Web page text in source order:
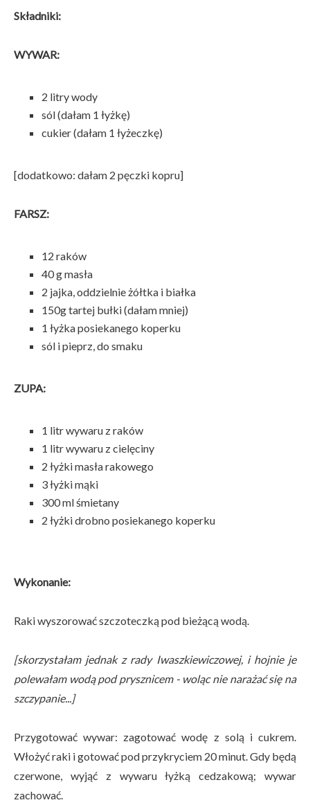
Składniki:
WYWAR:
2 litry wody
sól (dałam 1 łyżkę)
cukier (dałam 1 łyżeczkę)
[dodatkowo: dałam 2 pęczki kopru]
FARSZ:
12 raków
40 g masła
2 jajka, oddzielnie żółtka i białka
150g tartej bułki (dałam mniej)
1 łyżka posiekanego koperku
sól i pieprz, do smaku
ZUPA:
1 litr wywaru z raków
1 litr wywaru z cielęciny
2 łyżki masła rakowego
3 łyżki mąki
300 ml śmietany
2 łyżki drobno posiekanego koperku
Wykonanie:
Raki wyszorować szczoteczką pod bieżącą wodą.
[skorzystałam jednak z rady Iwaszkiewiczowej, i hojnie je
polewałam wodą pod prysznicem - woląc nie narażać się na
szczypanie...]
Przygotować wywar: zagotować wodę z solą i cukrem.
Włożyć raki i gotować pod przykryciem 20 minut. Gdy będą
czerwone, wyjąć z wywaru łyżką cedzakową; wywar
zachować.